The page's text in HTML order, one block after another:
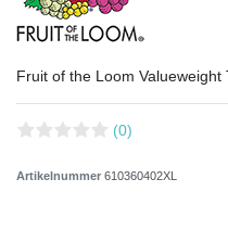
Fruit of the Loom Valueweight
(0)
Artikelnummer 610360402XL